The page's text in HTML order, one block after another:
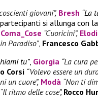
giovani”, Bresh “La
si allunga con
Coma_Cose “Cuoricini”,
Paradiso”, Francesco
tu”, Giorgia “La cura
Corsi “Volevo essere un
un cuore”, Modà “Non ti
“Il ritmo delle cose”, Rocco